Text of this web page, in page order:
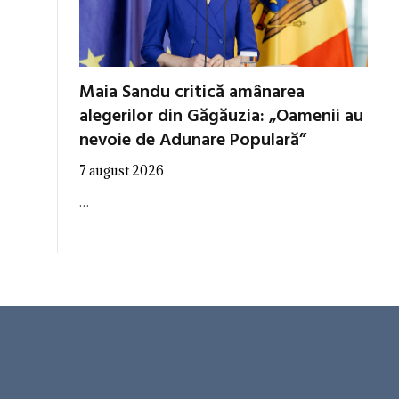
Maia Sandu critică amânarea
alegerilor din Găgăuzia: „Oamenii au
nevoie de Adunare Populară”
7 august 2026
…